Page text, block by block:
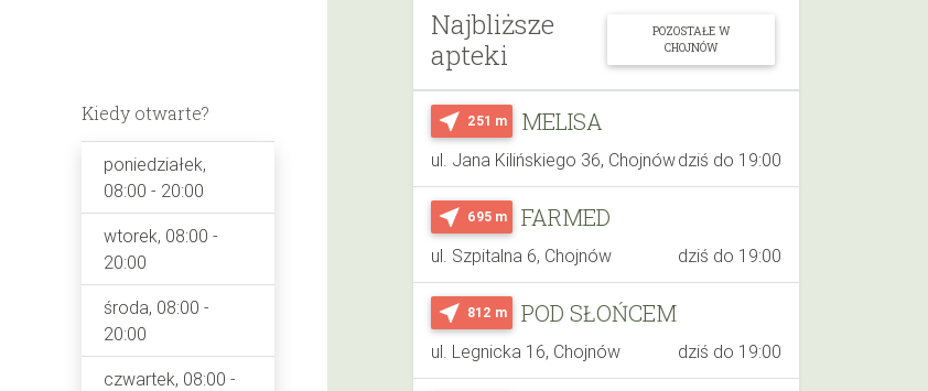
Najbliższe
apteki
POZOSTAŁE W
CHOJNÓW
near_me 251 m MELISA
ul. Jana Kilińskiego 36, Chojnówdziś do 19:00
near_me 695 m FARMED
ul. Szpitalna 6, Chojnów dziś do 19:00
near_me 812 m POD SŁOŃCEM
ul. Legnicka 16, Chojnów dziś do 19:00
Kiedy otwarte?
poniedziałek,
08:00 - 20:00
wtorek, 08:00 -
20:00
środa, 08:00 -
20:00
czwartek, 08:00 -